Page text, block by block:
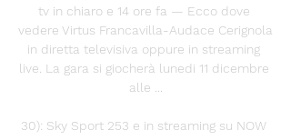
tv in chiaro e 14 ore fa — Ecco dove
vedere Virtus Francavilla-Audace Cerignola
in diretta televisiva oppure in streaming
live. La gara si giocherà lunedi 11 dicembre
alle ...
30): Sky Sport 253 e in streaming su NOW